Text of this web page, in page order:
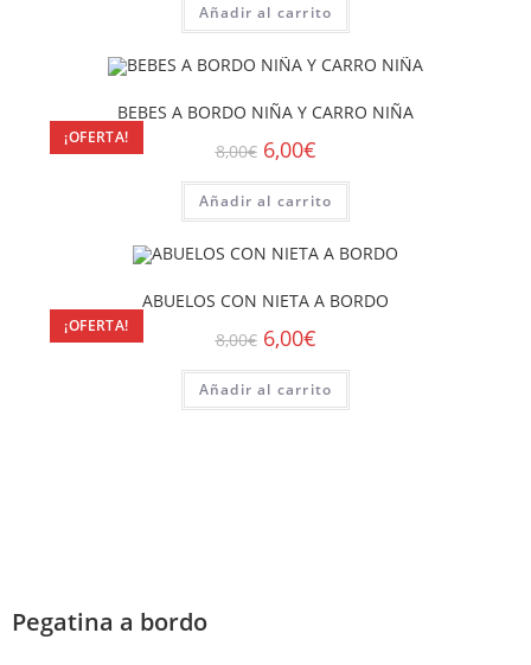
Añadir al carrito
¡OFERTA!
BEBES A BORDO NIÑA Y CARRO NIÑA
8,00€ 6,00€
Añadir al carrito
¡OFERTA!
ABUELOS CON NIETA A BORDO
8,00€ 6,00€
Añadir al carrito
Pegatina a bordo